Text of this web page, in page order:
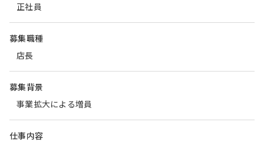
正社員
募集職種
店長
募集背景
事業拡大による増員
仕事内容